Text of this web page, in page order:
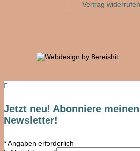
Vertrag widerrufen

Jetzt neu! Abonniere meinen
Newsletter!
*Angaben erforderlich